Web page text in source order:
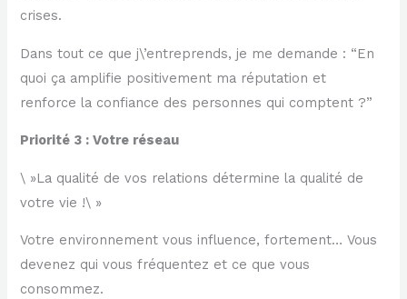
crises.
Dans tout ce que j\’entreprends, je me demande : “En
quoi ça amplifie positivement ma réputation et
renforce la confiance des personnes qui comptent ?”
Priorité 3 : Votre réseau
\ »La qualité de vos relations détermine la qualité de
votre vie !\ »
Votre environnement vous influence, fortement… Vous
devenez qui vous fréquentez et ce que vous
consommez.